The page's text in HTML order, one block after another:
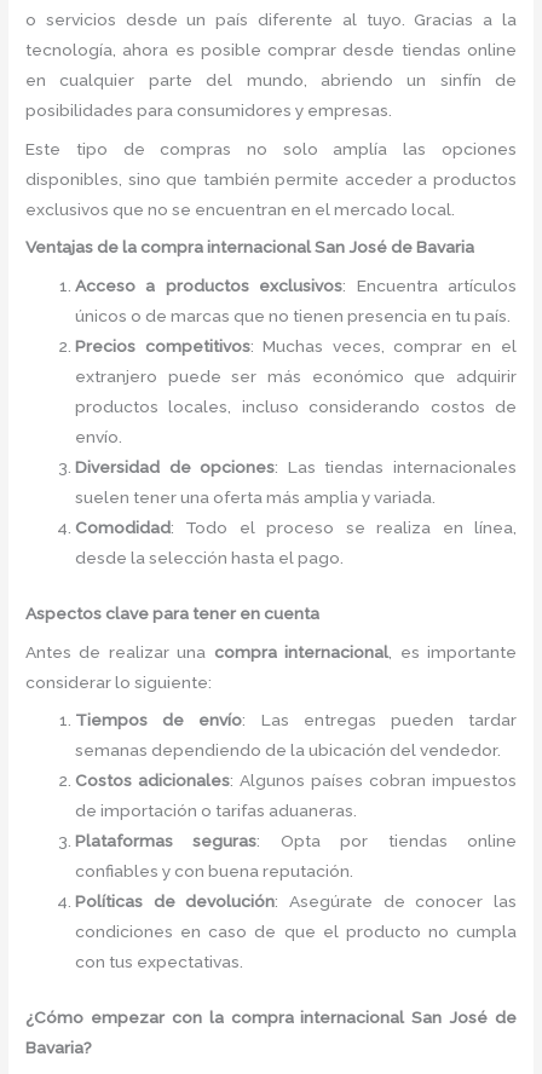
o servicios desde un país diferente al tuyo. Gracias a la
tecnología, ahora es posible comprar desde tiendas online
en cualquier parte del mundo, abriendo un sinfín de
posibilidades para consumidores y empresas.
Este tipo de compras no solo amplía las opciones
disponibles, sino que también permite acceder a productos
exclusivos que no se encuentran en el mercado local.
Ventajas de la compra internacional San José de Bavaria
Acceso a productos exclusivos: Encuentra artículos
únicos o de marcas que no tienen presencia en tu país.
Precios competitivos: Muchas veces, comprar en el
extranjero puede ser más económico que adquirir
productos locales, incluso considerando costos de
envío.
Diversidad de opciones: Las tiendas internacionales
suelen tener una oferta más amplia y variada.
Comodidad: Todo el proceso se realiza en línea,
desde la selección hasta el pago.
Aspectos clave para tener en cuenta
Antes de realizar una compra internacional , es importante
considerar lo siguiente:
Tiempos de envío: Las entregas pueden tardar
semanas dependiendo de la ubicación del vendedor.
Costos adicionales: Algunos países cobran impuestos
de importación o tarifas aduaneras.
Plataformas seguras: Opta por tiendas online
confiables y con buena reputación.
Políticas de devolución: Asegúrate de conocer las
condiciones en caso de que el producto no cumpla
con tus expectativas.
¿Cómo empezar con la compra internacional San José de
Bavaria?